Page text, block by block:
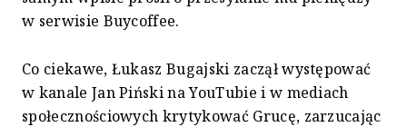
w serwisie Buycoffee.
Co ciekawe, Łukasz Bugajski zaczął występować
w kanale Jan Piński na YouTubie i w mediach
społecznościowych krytykować Grucę, zarzucając